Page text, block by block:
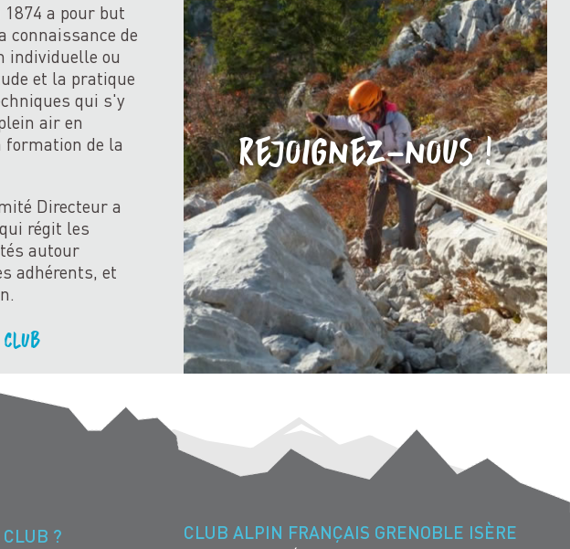
1874 a pour but
connaissance de
individuelle ou
et la pratique
qui s'y
air en
formation de la
Directeur a
régit les
autour
adhérents, et
Rejoignez-nous !
?
CLUB ALPIN FRANÇAIS GRENOBLE ISÈRE